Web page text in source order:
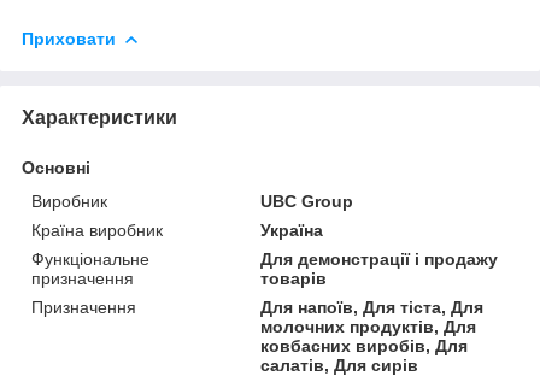
Приховати
Характеристики
Основні
Виробник
UBC Group
Країна виробник
Україна
Функціональне
призначення
Для демонстрації і продажу
товарів
Призначення
Для напоїв, Для тіста, Для
молочних продуктів, Для
ковбасних виробів, Для
салатів, Для сирів